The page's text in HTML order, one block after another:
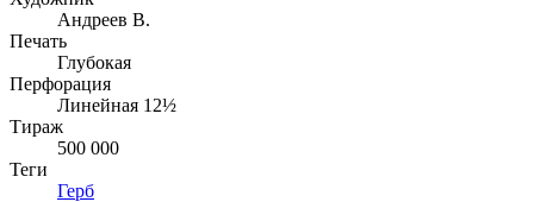
Андреев В.
Печать
Глубокая
Перфорация
Линейная 12½
Тираж
500 000
Теги
Герб